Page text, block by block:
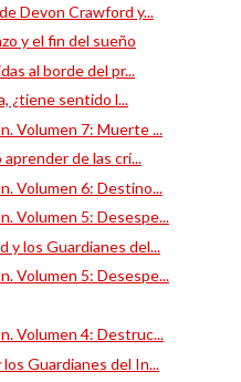
Devon Crawford y...
y el fin del sueño
al borde del pr...
¿tiene sentido l...
Volumen 7: Muerte ...
de las crí...
Volumen 6: Destino...
Volumen 5: Desespe...
y los Guardianes del...
Volumen 5: Desespe...
Volumen 4: Destruc...
Guardianes del In...